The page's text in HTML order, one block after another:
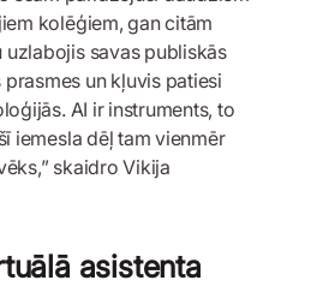
kolēģiem, gan citām
uzlabojis savas publiskās
un kļuvis patiesi
AI ir instruments, to
iemesla dēļ tam vienmēr
skaidro Vikija
asistenta